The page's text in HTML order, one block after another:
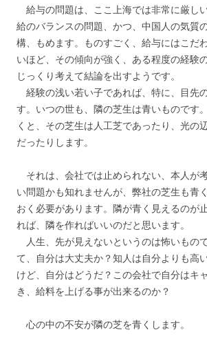
給与の問題は、ここ上海では非常に厳し
給のバランスの問題、かつ、中国人の気質
構、もめます。ものすごく、給与にはこだ
いほど、その傾向が強く、ある程度の経験
じっくり考えて結論を出すようです。
経験の浅い若い子であれば、特に、目先
す。いつの世も、隣の芝生は青いものです
くと、その芝生は人工芝であったり、光の
だったりします。
それは、会社では止められない、本人が
い問題かも知れませんが、弊社の芝生も青
おく必要があります。隣が青く見えるのが
れば、隣を作ればいいのだと思います。
人生、先が見えないというのは怖いもの
て、自分は大丈夫か？知人は自分よりも高
けど、自分はどうだ？この会社で自分はキ
き、給料を上げる事が出来るのか？
心の中の不安が隣の芝を青くします。